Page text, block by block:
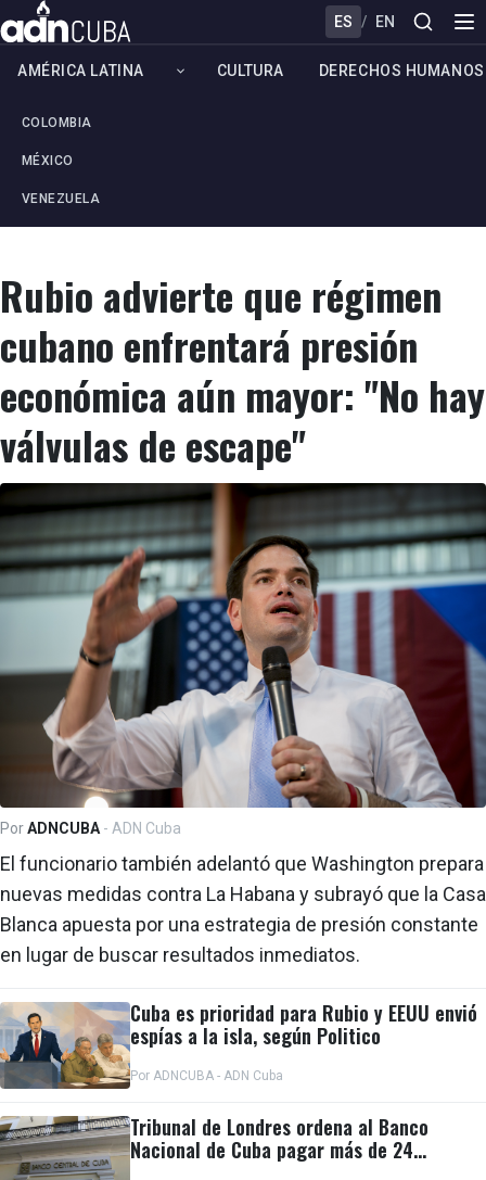
ES / EN
AMÉRICA LATINA
COLOMBIA
MÉXICO
VENEZUELA
CULTURA DERECHOS HUMANOS
Rubio advierte que régimen
cubano enfrentará presión
económica aún mayor: "No hay
válvulas de escape"
PorADNCUBA - ADN Cuba
El funcionario también adelantó que Washington prepara
nuevas medidas contra La Habana y subrayó que la Casa
Blanca apuesta por una estrategia de presión constante
en lugar de buscar resultados inmediatos.
Cuba es prioridad para Rubio y EEUU envió
espías a la isla, según Politico
Por ADNCUBA - ADN Cuba
Tribunal de Londres ordena al Banco
Nacional de Cuba pagar más de 24